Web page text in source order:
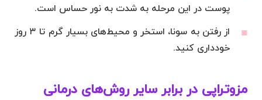
پوست در این مرحله به شدت به نور حساس است.
از رفتن به سونا، استخر و محیط‌های بسیار گرم تا ۳ روز
خودداری کنید.
مزوتراپی در برابر سایر روش‌های درمانی